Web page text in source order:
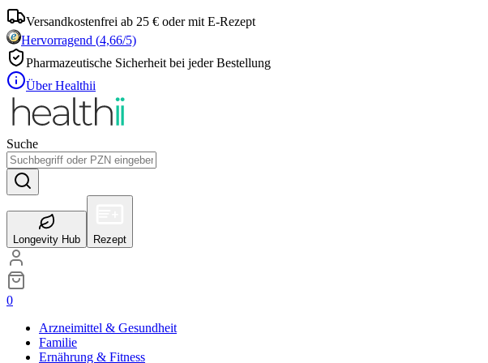
Versandkostenfrei ab 25 € oder mit E-Rezept
Hervorragend (4,66/5)
Pharmazeutische Sicherheit bei jeder Bestellung
Über Healthii
Suche
Longevity Hub Rezept
0
Arzneimittel & Gesundheit
Familie
Ernährung & Fitness